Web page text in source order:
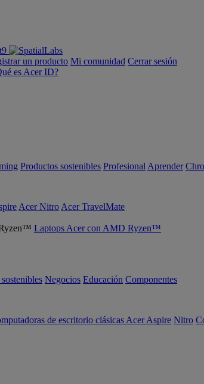
un producto Mi comunidad Cerrar sesión
es Acer ID?
Productos sostenibles Profesional Aprender
Acer Nitro Acer TravelMate
Laptops Acer con AMD Ryzen™
Negocios Educación Componentes
de escritorio clásicas Acer Aspire Nitro